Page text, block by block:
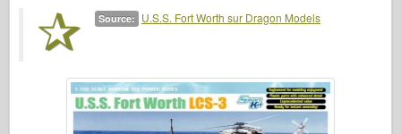
Source: U.S.S. Fort Worth sur Dragon Models